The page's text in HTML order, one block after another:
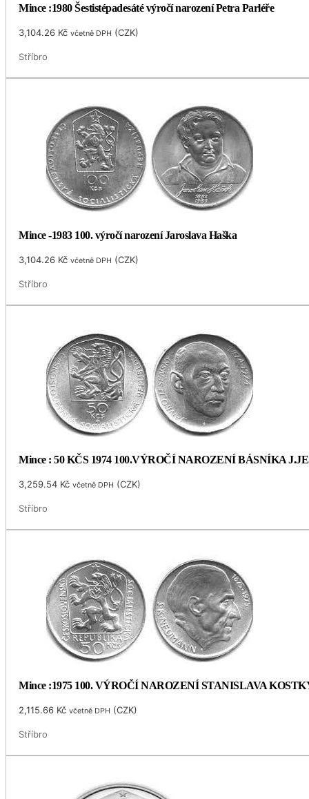
Mince :1980 Šestistépadesáté výročí narození Petra Parléře
3,104.26 Kč včetně DPH (CZK)
Stříbro
Mince -1983 100. výročí narození Jaroslava Haška
3,104.26 Kč včetně DPH (CZK)
Stříbro
Mince : 50 KČS 1974 100.VÝROČÍ NAROZENÍ BÁSNÍKA
3,259.54 Kč včetně DPH (CZK)
Stříbro
Mince :1975 100. VÝROČÍ NAROZENÍ STANISLAVA
2,115.66 Kč včetně DPH (CZK)
Stříbro